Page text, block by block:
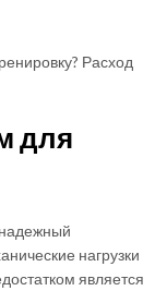
Расход
для
нагрузки
является